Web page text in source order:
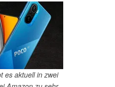
es aktuell in zwei